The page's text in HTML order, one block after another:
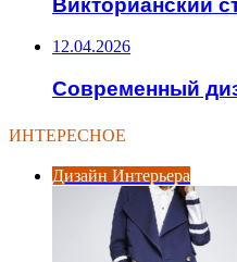
12.04.2026
Современный
ИНТЕРЕСНОЕ
Дизайн Интерьера